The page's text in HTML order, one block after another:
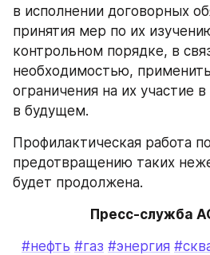
в исполнении договорных
принятия мер по их
контрольном порядке, в
необходимостью,
ограничения на их участие
в будущем.
Профилактическая работа
предотвращению таких
будет продолжена.
Пресс-служба
#нефть #газ #энергия